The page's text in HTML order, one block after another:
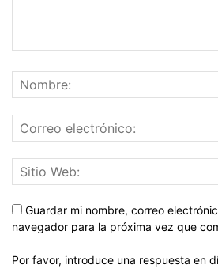
Guardar mi nombre, correo
navegador para la próxima vez que
Por favor, introduce una respuesta en